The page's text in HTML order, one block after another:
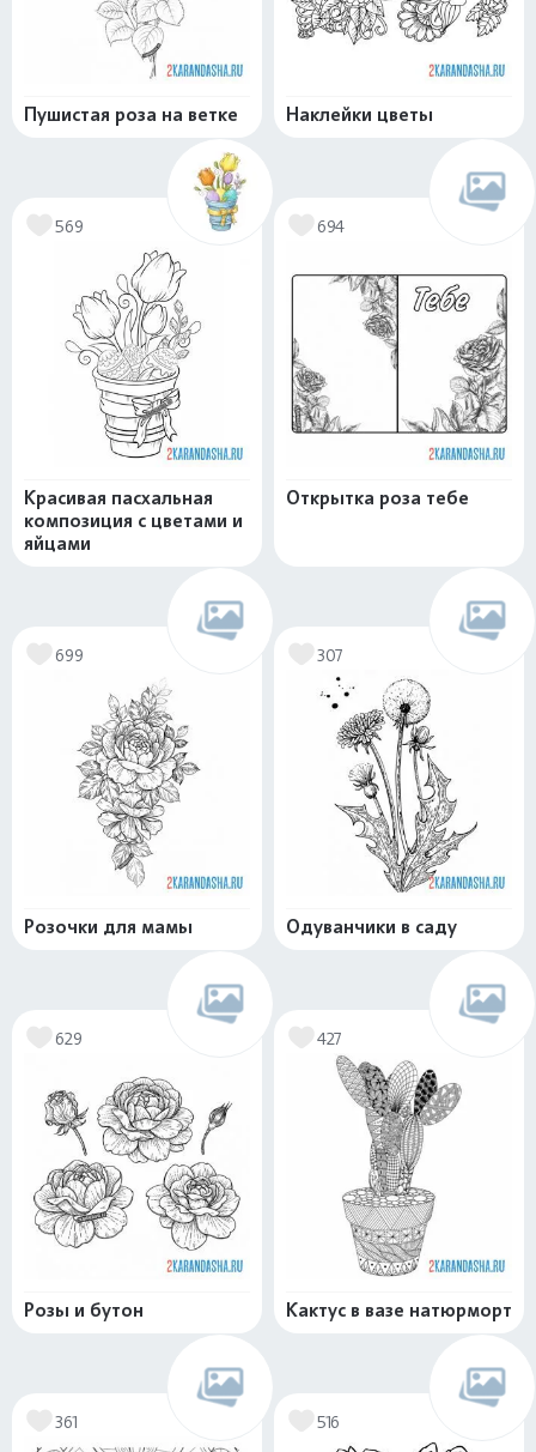
Пушистая роза на ветке Наклейки цветы
569
Красивая пасхальная
композиция с цветами и
яйцами
694
Открытка роза тебе
699
Розочки для мамы
307
Одуванчики в саду
629
Розы и бутон
427
Кактус в вазе натюрморт
361 516